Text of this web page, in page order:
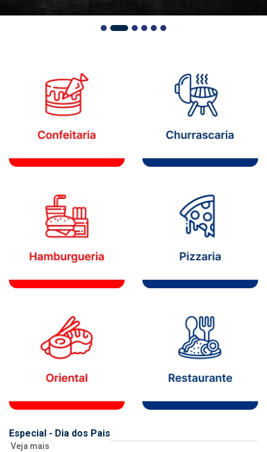
Especial - Dia dos Pais
Veja mais